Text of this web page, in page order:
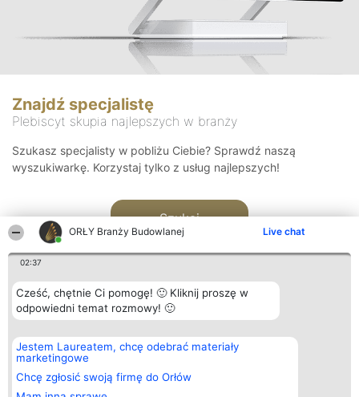
ORŁY Branży Budowlanej Live chat
02:37
Cześć, chętnie Ci pomogę! 🙂 Kliknij proszę w
odpowiedni temat rozmowy! 🙂
Jestem Laureatem, chcę odebrać materiały
marketingowe
Chcę zgłosić swoją firmę do Orłów
Znajdź specjalistę
Plebiscyt skupia najlepszych w branży
Szukasz specjalisty w pobliżu Ciebie? Sprawdź naszą
wyszukiwarkę. Korzystaj tylko z usług najlepszych!
Szukaj
Organizator plebiscytu
Bright Side Solutions sp. z o.
o. sp. k.
ul. Ruska 22
Wrocław 50-079
Plebiscyt
Laureaci
wszystkich
Laureatów
Kontakt
Kontakt